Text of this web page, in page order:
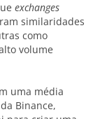
exchanges
similaridades
como
volume
uma média
Binance,